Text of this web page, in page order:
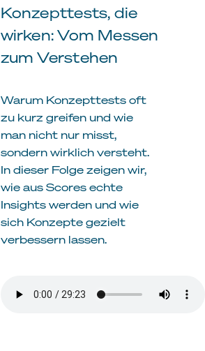
Konzepttests, die
wirken: Vom Messen
zum Verstehen
Warum Konzepttests oft
zu kurz greifen und wie
man nicht nur misst,
sondern wirklich versteht.
In dieser Folge zeigen wir,
wie aus Scores echte
Insights werden und wie
sich Konzepte gezielt
verbessern lassen.